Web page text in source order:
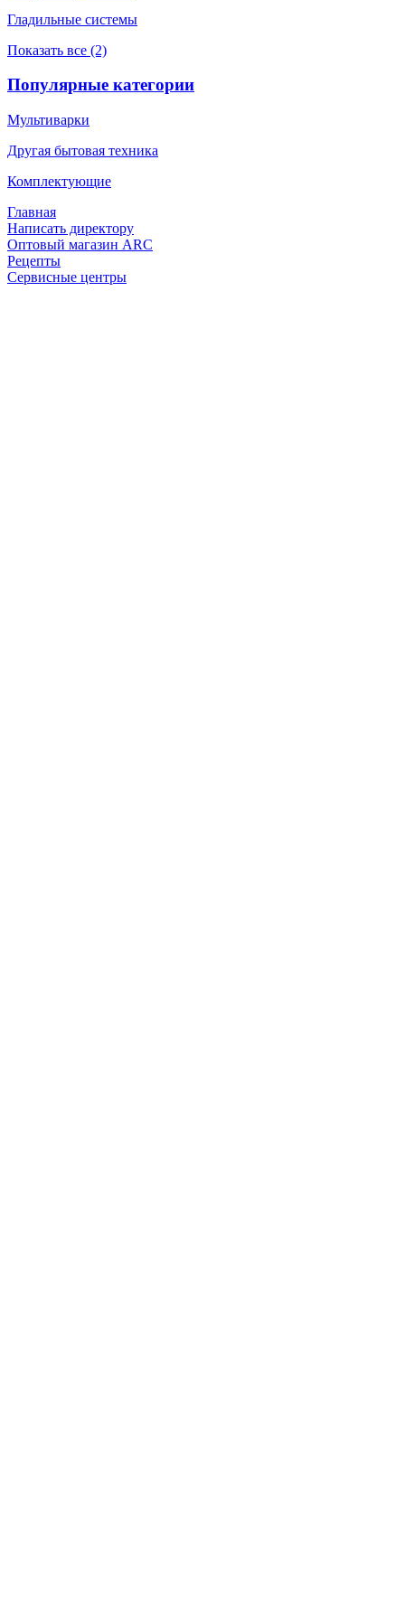
Гладильные системы
Показать все (2)
Популярные категории
Мультиварки
Другая бытовая техника
Комплектующие
Главная
Написать директору
Оптовый магазин ARC
Рецепты
Сервисные центры